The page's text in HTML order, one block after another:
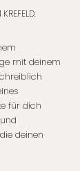
mit deinem
für dich
deinen